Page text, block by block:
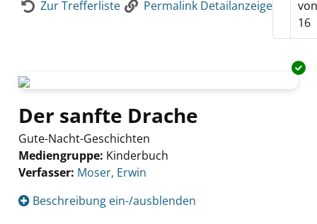
Zur Trefferliste Permalink Detailanzeige
16
Der sanfte Drache
Gute-Nacht-Geschichten
Mediengruppe: Kinderbuch
Verfasser: Suche nach diesem Verfasser
Moser, Erwin
Beschreibung ein-/ausblenden